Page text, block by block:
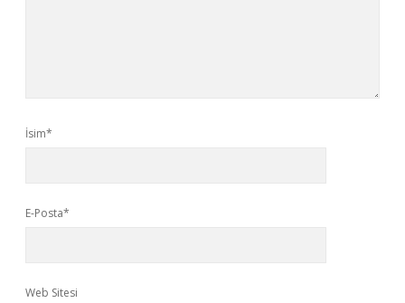
İsim*
E-Posta*
Web Sitesi